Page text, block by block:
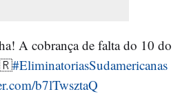
A cobrança de falta do 10 do
#EliminatoriasSudamericanas
b7lTwsztaQ